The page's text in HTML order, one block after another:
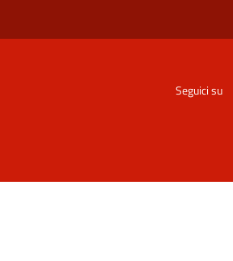
Seguici su